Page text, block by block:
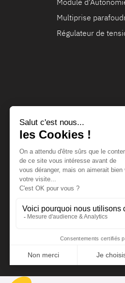
Multiprise
Régulateur de
Offres & Bons
Onduleurs HERO
Bestsellers
Batterie pour